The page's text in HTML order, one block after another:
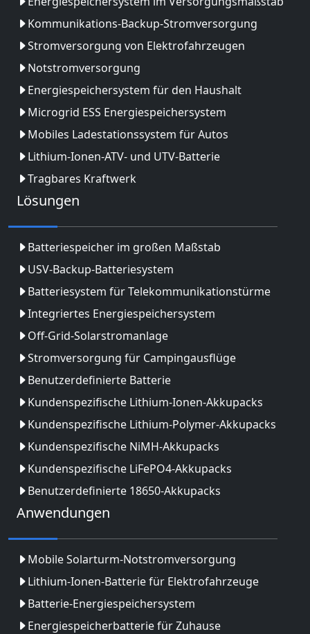
Kommunikations-Backup-Stromversorgung
Stromversorgung von Elektrofahrzeugen
Notstromversorgung
Energiespeichersystem für den Haushalt
Microgrid ESS Energiespeichersystem
Mobiles Ladestationssystem für Autos
Lithium-Ionen-ATV- und UTV-Batterie
Tragbares Kraftwerk
Lösungen
Batteriespeicher im großen Maßstab
USV-Backup-Batteriesystem
Batteriesystem für Telekommunikationstürme
Integriertes Energiespeichersystem
Off-Grid-Solarstromanlage
Stromversorgung für Campingausflüge
Benutzerdefinierte Batterie
Kundenspezifische Lithium-Ionen-Akkupacks
Kundenspezifische Lithium-Polymer-Akkupacks
Kundenspezifische NiMH-Akkupacks
Kundenspezifische LiFePO4-Akkupacks
Benutzerdefinierte 18650-Akkupacks
Anwendungen
Mobile Solarturm-Notstromversorgung
Lithium-Ionen-Batterie für Elektrofahrzeuge
Batterie-Energiespeichersystem
Energiespeicherbatterie für Zuhause